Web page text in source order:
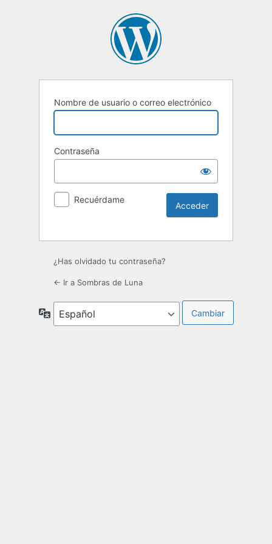
Nombre de usuario o correo electrónico
Contraseña
Recuérdame
¿Has olvidado tu contraseña?
← Ir a Sombras de Luna
Idioma